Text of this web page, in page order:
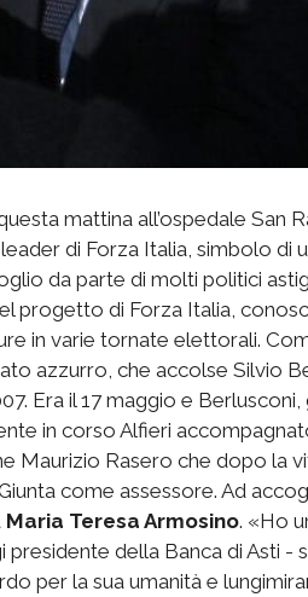
mattina all’ospedale San
di Forza Italia, simbolo di
da parte di molti politici
progetto di Forza Italia,
in varie tornate elettorali.
azzurro, che accolse Silvio
Era il 17 maggio e Berlusconi,
in corso Alfieri
Maurizio Rasero che dopo la
come assessore. Ad
Maria Teresa Armosino. «Ho
della Banca di Asti -
per la sua umanità e